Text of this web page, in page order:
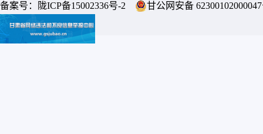
备案号：
陇ICP备15002336号-2 甘公网安备